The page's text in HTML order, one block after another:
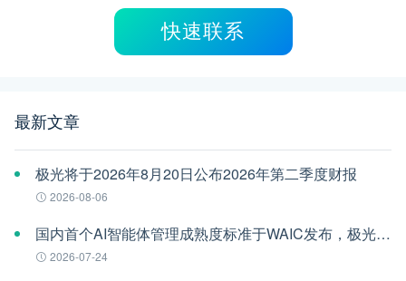
快速联系
最新文章
极光将于2026年8月20日公布2026年第二季度财报
2026-08-06
国内首个AI智能体管理成熟度标准于WAIC发布，极光参编
2026-07-24